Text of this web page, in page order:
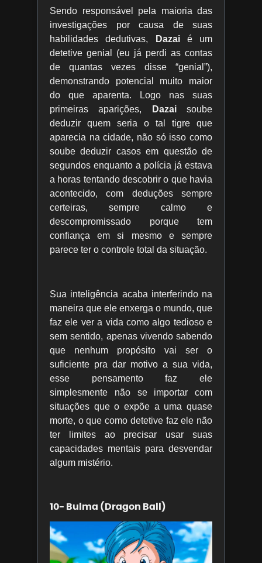
Sendo responsável pela maioria das
investigações por causa de suas
habilidades dedutivas,
Dazaié um
detetive genial (eu já perdi as contas
de quantas vezes disse “genial”),
demonstrando potencial muito maior
do que aparenta. Logo nas suas
primeiras aparições,
Dazaisoube
deduzir quem seria o tal tigre que
aparecia na cidade, não só isso como
soube deduzir casos em questão de
segundos enquanto a polícia já estava
a horas tentando descobrir o que havia
acontecido, com deduções sempre
certeiras, sempre calmo e
descompromissado porque tem
confiança em si mesmo e sempre
parece ter o controle total da situação.
Sua inteligência acaba interferindo na
maneira que ele enxerga o mundo, que
faz ele ver a vida como algo tedioso e
sem sentido, apenas vivendo sabendo
que nenhum propósito vai ser o
suficiente pra dar motivo a sua vida,
esse pensamento faz ele
simplesmente não se importar com
situações que o expõe a uma quase
morte, o que como detetive faz ele não
ter limites ao precisar usar suas
capacidades mentais para desvendar
algum mistério.
10- Bulma (Dragon Ball)